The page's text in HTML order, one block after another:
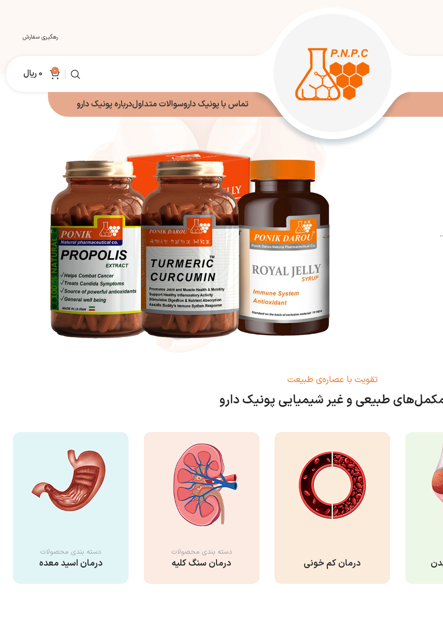
رهگیری سفارش
0
0ریال
تماس با پونیک داروسوالات متداولدرباره پونیک دارو
تقویت با عصاره‌ی طبیعت
طبیعی و غیر شیمیایی پونیک دارو
درمان کم خونی
دسته بندی محصولات
درمان سنگ کلیه
دسته بندی محصولات
درمان اسید معده